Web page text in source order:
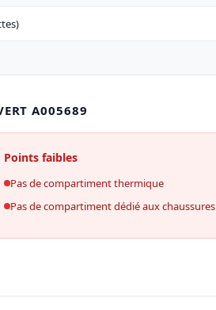
A005689
Points faibles
Pas de compartiment thermique
Pas de compartiment dédié aux chaussures